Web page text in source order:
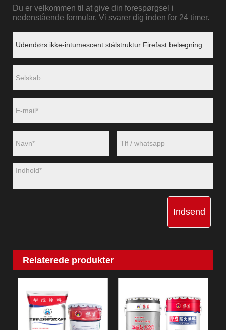
Du er velkommen til at give din forespørgsel i
nedenstående formular. Vi svarer dig inden for 24 timer.
Indsend
Relaterede produkter